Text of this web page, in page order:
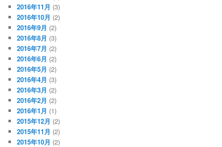
2016年11月 (3)
2016年10月 (2)
2016年9月 (2)
2016年8月 (3)
2016年7月 (2)
2016年6月 (2)
2016年5月 (2)
2016年4月 (3)
2016年3月 (2)
2016年2月 (2)
2016年1月 (1)
2015年12月 (2)
2015年11月 (2)
2015年10月 (2)